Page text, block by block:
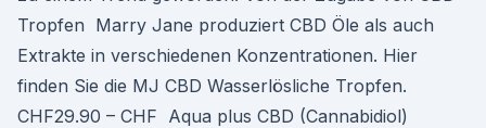
Tropfen Marry Jane produziert CBD Öle als auch
Extrakte in verschiedenen Konzentrationen. Hier
finden Sie die MJ CBD Wasserlösliche Tropfen.
CHF29.90 – CHF Aqua plus CBD (Cannabidiol)